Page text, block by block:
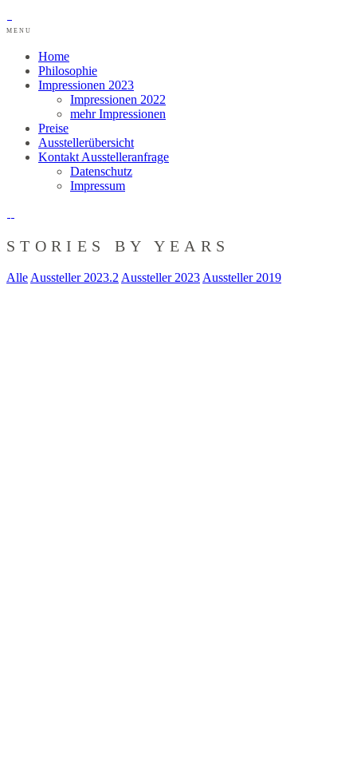
MENU
Home
Philosophie
Impressionen 2023
Impressionen 2022
mehr Impressionen
Preise
Ausstellerübersicht
Kontakt Ausstelleranfrage
Datenschutz
Impressum
STORIES BY YEARS
Alle Aussteller 2023.2 Aussteller 2023 Aussteller 2019